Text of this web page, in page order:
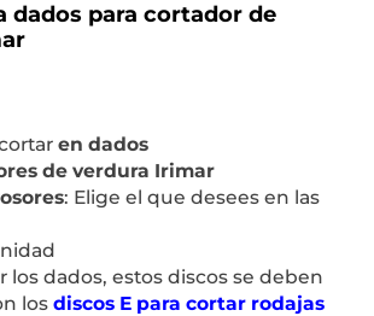
dados para cortador de
en dados
de verdura Irimar
: Elige el que desees en las
los dados, estos discos se deben
los discos E para cortar rodajas